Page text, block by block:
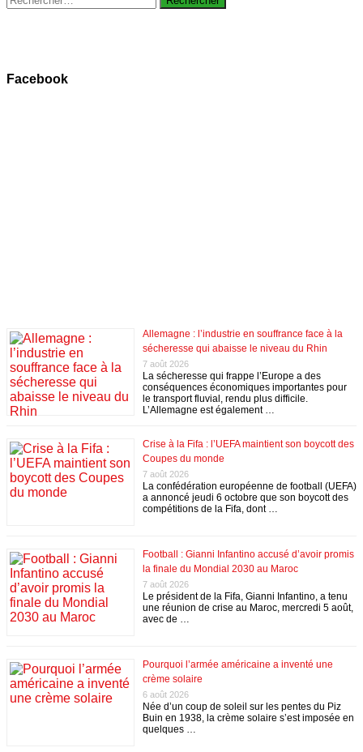
Facebook
Allemagne : l’industrie en souffrance face à la
sécheresse qui abaisse le niveau du Rhin
7 août 2026
La sécheresse qui frappe l’Europe a des
conséquences économiques importantes pour
le transport fluvial, rendu plus difficile.
L’Allemagne est également …
Crise à la Fifa : l’UEFA maintient son boycott des
Coupes du monde
7 août 2026
La confédération européenne de football (UEFA)
a annoncé jeudi 6 octobre que son boycott des
compétitions de la Fifa, dont …
Football : Gianni Infantino accusé d’avoir promis
la finale du Mondial 2030 au Maroc
7 août 2026
Le président de la Fifa, Gianni Infantino, a tenu
une réunion de crise au Maroc, mercredi 5 août,
avec de …
Pourquoi l’armée américaine a inventé une
crème solaire
6 août 2026
Née d’un coup de soleil sur les pentes du Piz
Buin en 1938, la crème solaire s’est imposée en
quelques …